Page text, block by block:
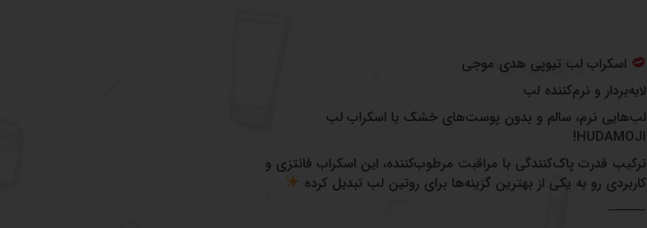
اسکراب لب تیوپی هدی موجی
لایه‌بردار و نرم‌کننده لب
لب‌هایی نرم، سالم و بدون پوست‌های خشک با اسکراب لب
HUDAMOJI!
ترکیب قدرت پاک‌کنندگی با مراقبت مرطوب‌کننده، این اسکراب فانتزی و
کاربردی رو به یکی از بهترین گزینه‌ها برای روتین لب تبدیل کرده
⸻